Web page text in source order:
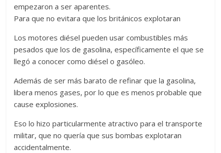
empezaron a ser aparentes.
Para que no evitara que los británicos explotaran
Los motores diésel pueden usar combustibles más
pesados que los de gasolina, específicamente el que se
llegó a conocer como diésel o gasóleo.
Además de ser más barato de refinar que la gasolina,
libera menos gases, por lo que es menos probable que
cause explosiones.
Eso lo hizo particularmente atractivo para el transporte
militar, que no quería que sus bombas explotaran
accidentalmente.